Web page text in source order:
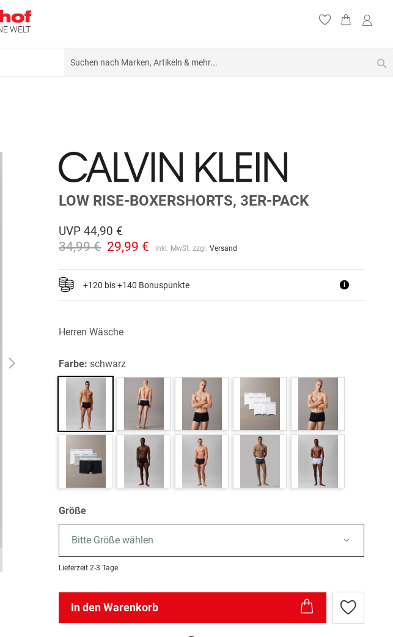
WELT
LOW RISE-BOXERSHORTS, 3ER-PACK
UVP 44,90 €
34,99 € 29,99 € inkl. MwSt. zzgl.Versand
+120 bis +140 Bonuspunkte i
Herren Wäsche
Farbe:schwarz
Größe
Bitte Größe wählen
Lieferzeit 2-3 Tage
In den Warenkorb
Zur
Wunschliste